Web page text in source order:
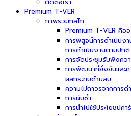
Premium T-VER
ภาพรวมกลไก
Premium T-VER คืออ
การพิสูจน์การดำเนินง
การดำเนินงานตามปกติ
การจัดประชุมรับฟังคว
การพัฒนาที่ยั่งยืนและ
ผลกระทบด้านลบ
ความไม่ถาวรจากการด
การนับซ้ำ
การนำไปใช้ประโยชน์ค